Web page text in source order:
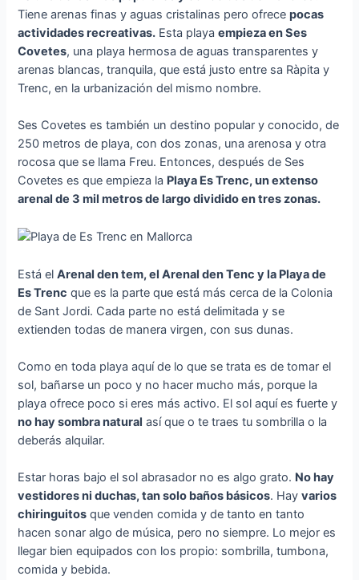
Tiene arenas finas y aguas cristalinas pero ofrecepocas
actividades recreativas. Esta playaempieza en Ses
Covetes, una playa hermosa de aguas transparentes y
arenas blancas, tranquila, que está justo entre sa Ràpita y
Trenc, en la urbanización del mismo nombre.
Ses Covetes es también un destino popular y conocido, de
250 metros de playa, con dos zonas, una arenosa y otra
rocosa que se llama Freu. Entonces, después de Ses
Covetes es que empieza la Playa Es Trenc, un extenso
arenal de 3 mil metros de largo dividido en tres zonas.
Está elArenal den tem, el Arenal den Tenc y la Playa de
Es Trenc que es la parte que está más cerca de la Colonia
de Sant Jordi. Cada parte no está delimitada y se
extienden todas de manera virgen, con sus dunas.
Como en toda playa aquí de lo que se trata es de tomar el
sol, bañarse un poco y no hacer mucho más, porque la
playa ofrece poco si eres más activo. El sol aquí es fuerte y
no hay sombra natural así que o te traes tu sombrilla o la
deberás alquilar.
Estar horas bajo el sol abrasador no es algo grato. No hay
vestidores ni duchas, tan solo baños básicos. Hayvarios
chiringuitos que venden comida y de tanto en tanto
hacen sonar algo de música, pero no siempre. Lo mejor es
llegar bien equipados con los propio: sombrilla, tumbona,
comida y bebida.